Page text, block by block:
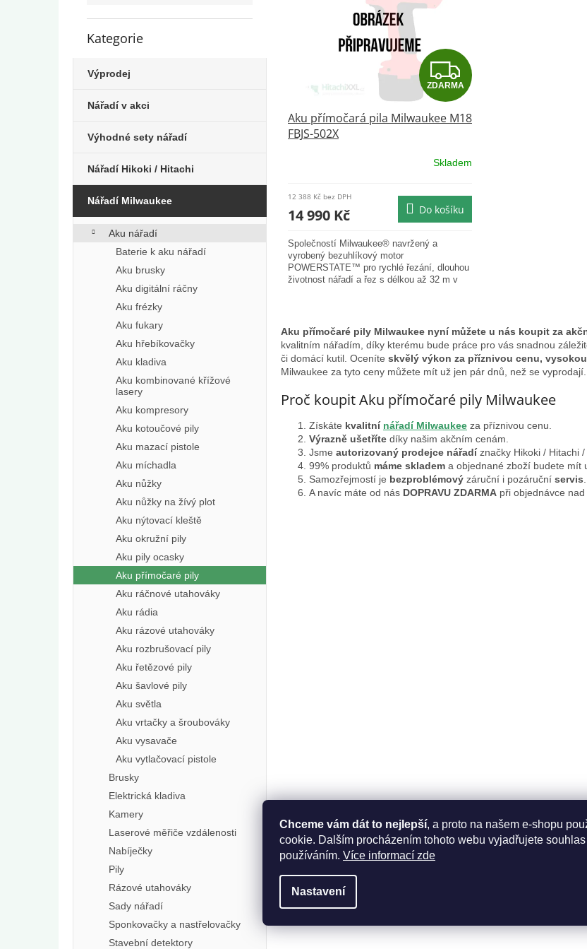
Chceme vám dát to nejlepší, a proto na našem e-shopu
cookie. Dalším procházením tohoto webu vyjadřujete
používáním. Více informací zde
Nastavení
Přeskočit
Kategorie
Výprodej
Nářadí v akci
Výhodné sety nářadí
Nářadí Hikoki / Hitachi
Nářadí Milwaukee
Aku nářadí
Baterie k aku nářadí
Aku brusky
Aku digitální ráčny
Aku frézky
Aku fukary
Aku hřebíkovačky
Aku kladiva
Aku kombinované křížové
lasery
Aku kompresory
Aku kotoučové pily
Aku mazací pistole
Aku míchadla
Aku nůžky
Aku nůžky na žívý plot
Aku nýtovací kleště
Aku okružní pily
Aku pily ocasky
Aku přímočaré pily
Aku ráčnové utahováky
Aku rádia
Aku rázové utahováky
Aku rozbrušovací pily
Aku řetězové pily
Aku šavlové pily
Aku světla
Aku vrtačky a šroubováky
Aku vysavače
Aku vytlačovací pistole
Brusky
Elektrická kladiva
Kamery
Laserové měřiče vzdálenosti
Nabíječky
Pily
Rázové utahováky
Sady nářadí
Sponkovačky a nastřelovačky
Stavební detektory
Z
D
A
R
M
A
ZDARMA
Aku přímočará pila Milwaukee M18
FBJS-502X
Skladem
12 388 Kč bez DPH
14 990 Kč Do košíku
Společností Milwaukee® navržený a
vyrobený bezuhlíkový motor
POWERSTATE™ pro rychlé řezání, dlouhou
životnost nářadí a řez s délkou až 32 m v
v
l
á
d
a
k
y
v
ý
Aku přímočaré pily Milwaukee nyní můžete u nás koupit za
kvalitním nářadím, díky kterému bude práce pro vás snadnou
či domácí kutil. Oceníte skvělý výkon za příznivou cenu,
Milwaukee za tyto ceny můžete mít už jen pár dnů, než se vyprodají.
Proč koupit Aku přímočaré pily Milwaukee
Získáte kvalitní nářadí Milwaukee za příznivou cenu.
Výrazně ušetříte díky našim akčním cenám.
Jsme autorizovaný prodejce nářadíznačky Hikoki / Hitachi /
99% produktů máme skladem a objednané zboží budete mít
Samozřejmostí je bezproblémový záruční i pozáruční servis
A navíc máte od nás DOPRAVU ZDARMA při objednávce nad